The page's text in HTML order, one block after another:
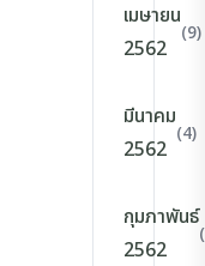
เมษายน
2562
(9)
มีนาคม
2562
(4)
กุมภาพันธ์
2562